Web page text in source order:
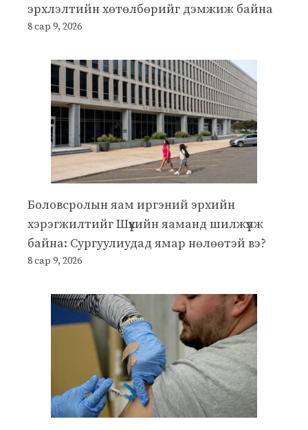
эрхлэлтийн хөтөлбөрийг дэмжиж байна
8 сар 9, 2026
Боловсролын яам иргэний эрхийн
хэрэгжилтийг Шүүхийн яаманд шилжүүлж
байна: Сургуулиудад ямар нөлөөтэй вэ?
8 сар 9, 2026